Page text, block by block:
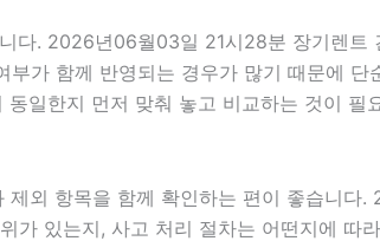
다. 2026년06월03일 21시28분 장기렌
가 함께 반영되는 경우가 많기 때문에
일한지 먼저 맞춰 놓고 비교하는 것이
외 항목을 함께 확인하는 편이 좋습니
가 있는지, 사고 처리 절차는 어떤지에